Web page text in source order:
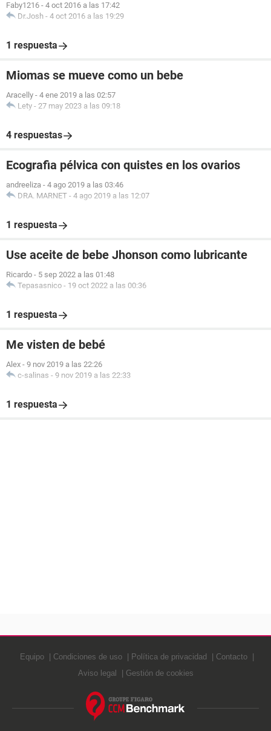
Faby1216 - 4 oct 2016 a las 17:42
Dr.Josh - 4 oct 2016 a las 19:29
1 respuesta
Miomas se mueve como un bebe
Aracelly - 4 ene 2019 a las 02:57
Lety - 27 may 2023 a las 09:18
4 respuestas
Ecografia pélvica con quistes en los ovarios
andreeliza - 4 ago 2019 a las 03:46
DRA. MARNET - 4 ago 2019 a las 12:07
1 respuesta
Use aceite de bebe Jhonson como lubricante
Ricardo - 5 sep 2022 a las 01:48
Tepasasnico - 19 oct 2022 a las 00:36
1 respuesta
Me visten de bebé
Alex - 9 nov 2019 a las 22:26
c-salinas - 9 nov 2019 a las 22:33
1 respuesta
Equipo Condiciones de uso Política de privacidad
Contacto
Aviso legal
Gestión de cookies